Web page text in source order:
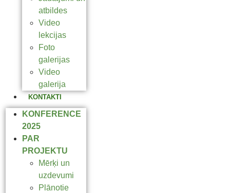
atbildes
Video
lekcijas
Foto
galerijas
Video
galerija
KONTAKTI
KONFERENCE
2025
PAR
PROJEKTU
Mērķi un
uzdevumi
Plānotie